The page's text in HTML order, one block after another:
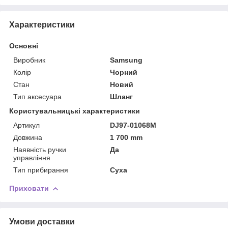
Характеристики
Основні
Виробник
Samsung
Колір
Чорний
Стан
Новий
Тип аксесуара
Шланг
Користувальницькі характеристики
Артикул
DJ97-01068M
Довжина
1 700 mm
Наявність ручки
управління
Да
Тип прибирання Суха
Приховати
Умови доставки